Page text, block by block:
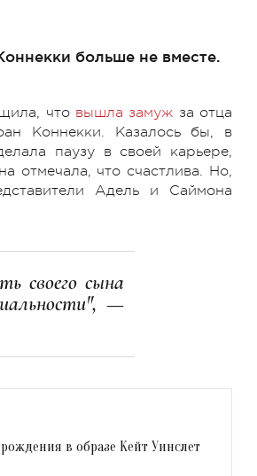
больше не вместе.
что вышла замуж за отца
Коннекки. Казалось бы, в
паузу в своей карьере,
отмечала, что счастлива. Но,
Адель и Саймона
своего сына
—
в образе Кейт Уинслет